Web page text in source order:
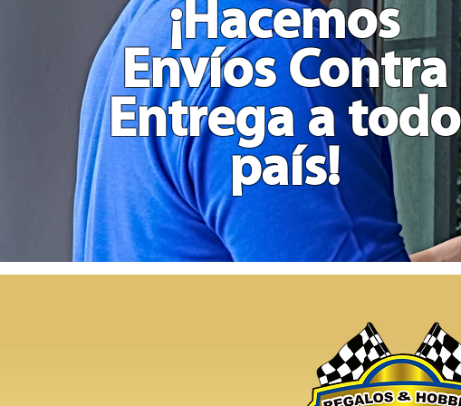
¡Hacemos
Envíos Contra
Entrega a todo
país!